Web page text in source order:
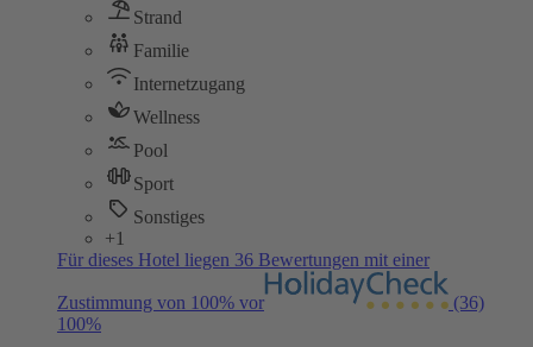
Strand
Familie
Internetzugang
Wellness
Pool
Sport
Sonstiges
+1
Für dieses Hotel liegen 36 Bewertungen mit einer
Zustimmung von 100% vor
(36)
100%